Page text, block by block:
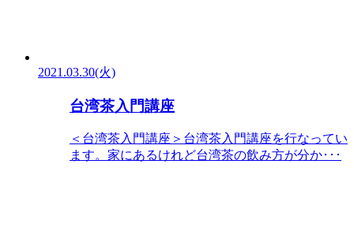
2021.03.30(火)
台湾茶入門講座
＜台湾茶入門講座＞台湾茶入門講座を行なってい
ます。家にあるけれど台湾茶の飲み方が分か･･･